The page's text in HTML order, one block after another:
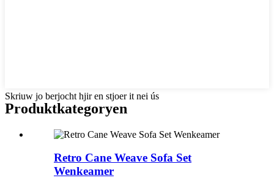
Skriuw jo berjocht hjir en stjoer it nei ús
Produktkategoryen
Retro Cane Weave Sofa Set
Wenkeamer